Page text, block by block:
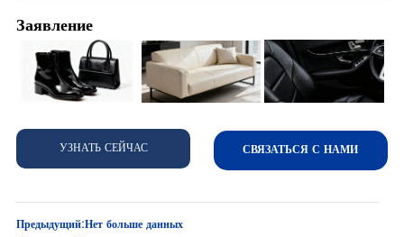
Заявление
УЗНАТЬ СЕЙЧАС СВЯЗАТЬСЯ С НАМИ
Предыдущий:Нет больше данных